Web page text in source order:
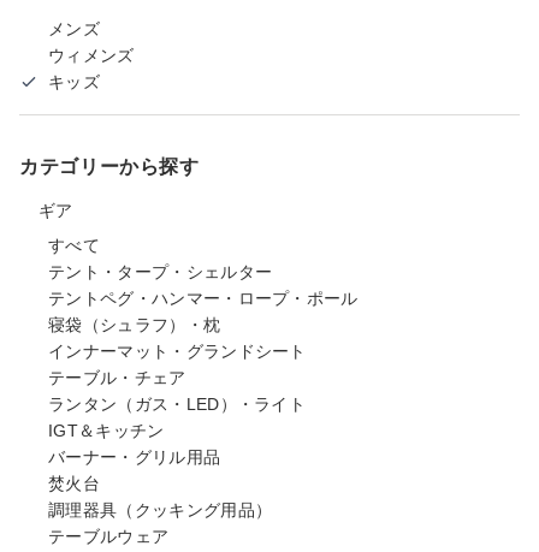
メンズ
ウィメンズ
キッズ
カテゴリーから探す
ギア
すべて
テント・タープ・シェルター
テントペグ・ハンマー・ロープ・ポール
寝袋（シュラフ）・枕
インナーマット・グランドシート
テーブル・チェア
ランタン（ガス・LED）・ライト
IGT＆キッチン
バーナー・グリル用品
焚火台
調理器具（クッキング用品）
テーブルウェア